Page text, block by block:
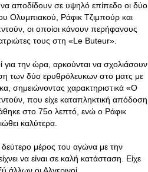
να αποδίδουν σε υψηλό επίπεδο οι δύο
Ολυμπιακού, Ράφικ Τζιμπούρ και
οι οποίοι κάνουν περήφανους
τους στη «Le Buteur».
για την ώρα, αρκούνται να σχολιάσουν
των δύο ερυθρόλευκων στο ματς με
σημειώνοντας χαρακτηριστικά «Ο
που είχε καταπληκτική απόδοση,
στο 75ο λεπτό, ενώ ο Ράφικ
καλύτερα.
μέρος του αγώνα με την
να είναι σε καλή κατάσταση. Είχε